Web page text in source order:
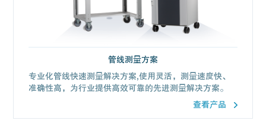
管线测量方案
专业化管线快速测量解决方案,使用灵活，测量速度快、
准确性高，为行业提供高效可靠的先进测量解决方案。
查看产品